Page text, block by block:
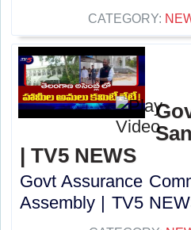
CATEGORY:
| TV5 NEWS
Govt Assurance
Assembly | TV5